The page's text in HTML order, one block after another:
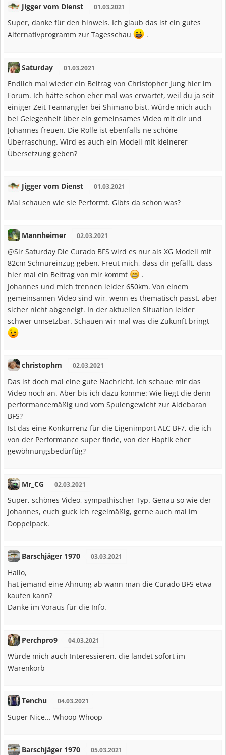
Jigger vom Dienst 01.03.2021
Super, danke für den hinweis. Ich glaub das ist ein gutes
Alternativprogramm zur Tagesschau
.
Saturday 01.03.2021
Endlich mal wieder ein Beitrag von Christopher Jung hier im
Forum. Ich hätte schon eher mal was erwartet, weil du ja seit
einiger Zeit Teamangler bei Shimano bist. Würde mich auch
bei Gelegenheit über ein gemeinsames Video mit dir und
Johannes freuen. Die Rolle ist ebenfalls ne schöne
Überraschung. Wird es auch ein Modell mit kleinerer
Übersetzung geben?
Jigger vom Dienst 01.03.2021
Mal schauen wie sie Performt. Gibts da schon was?
Mannheimer 02.03.2021
@Sir Saturday Die Curado BFS wird es nur als XG Modell mit
82cm Schnureinzug geben. Freut mich, dass dir gefällt, dass
hier mal ein Beitrag von mir kommt
.
Johannes und mich trennen leider 650km. Von einem
gemeinsamen Video sind wir, wenn es thematisch passt, aber
sicher nicht abgeneigt. In der aktuellen Situation leider
schwer umsetzbar. Schauen wir mal was die Zukunft bringt
christophm 02.03.2021
Das ist doch mal eine gute Nachricht. Ich schaue mir das
Video noch an. Aber bis ich dazu komme: Wie liegt die denn
performancemäßig und vom Spulengewicht zur Aldebaran
BFS?
Ist das eine Konkurrenz für die Eigenimport ALC BF7, die ich
von der Performance super finde, von der Haptik eher
gewöhnungsbedürftig?
Mr_CG 02.03.2021
Super, schönes Video, sympathischer Typ. Genau so wie der
Johannes, euch guck ich regelmäßig, gerne auch mal im
Doppelpack.
Barschjäger 1970 03.03.2021
Hallo,
hat jemand eine Ahnung ab wann man die Curado BFS etwa
kaufen kann?
Danke im Voraus für die Info.
Perchpro9 04.03.2021
Würde mich auch Interessieren, die landet sofort im
Warenkorb
Tenchu 04.03.2021
Super Nice... Whoop Whoop
Barschjäger 1970 05.03.2021